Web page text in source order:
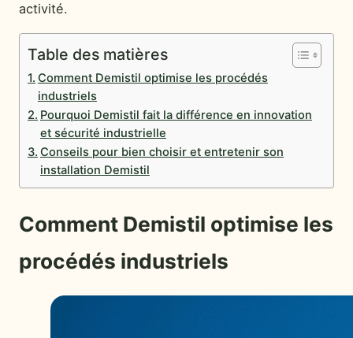
activité.
Table des matières
Comment Demistil optimise les procédés
industriels
Pourquoi Demistil fait la différence en innovation
et sécurité industrielle
Conseils pour bien choisir et entretenir son
installation Demistil
Comment Demistil optimise les
procédés industriels